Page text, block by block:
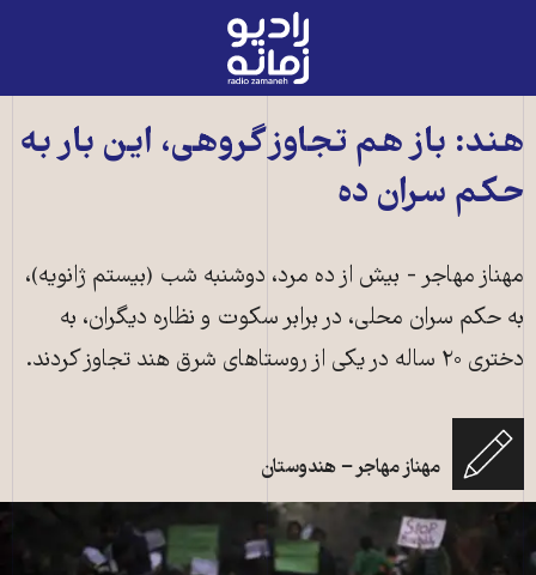
رادیو
زمانه
صفحه
هند: باز هم تجاوز گروهی، این بار به
حکم سران ده
مهناز مهاجر - بیش از ده مرد، دوشنبه شب (بیستم ژانویه)،
به حکم سران محلی، در برابر سکوت و نظاره دیگران، به
دختری ۲۰ ساله‌ در یکی از روستاهای شرق هند تجاوز کردند.
مهناز مهاجر − هندوستان